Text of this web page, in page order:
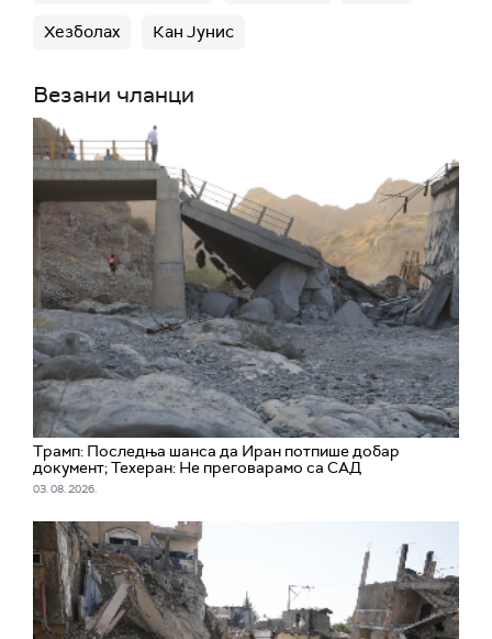
Хезболах Кан Јунис
Везани чланци
Трамп: Последња шанса да Иран потпише добар
документ; Техеран: Не преговарамо са САД
03. 08. 2026.